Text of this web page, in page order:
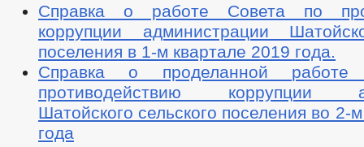
Справка о работе Совета по
коррупции администрации
поселения в 1-м квартале 2019 года.
Справка о проделанной
противодействию коррупции
Шатойского сельского поселения во 2-
года